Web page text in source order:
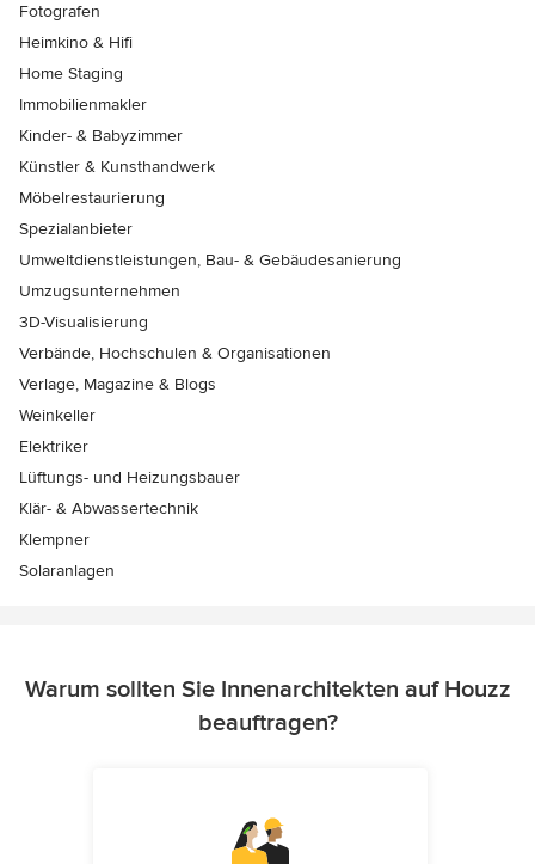
Fotografen
Heimkino & Hifi
Home Staging
Immobilienmakler
Kinder- & Babyzimmer
Künstler & Kunsthandwerk
Möbelrestaurierung
Spezialanbieter
Umweltdienstleistungen, Bau- & Gebäudesanierung
Umzugsunternehmen
3D-Visualisierung
Verbände, Hochschulen & Organisationen
Verlage, Magazine & Blogs
Weinkeller
Elektriker
Lüftungs- und Heizungsbauer
Klär- & Abwassertechnik
Klempner
Solaranlagen
Warum sollten Sie Innenarchitekten auf Houzz
beauftragen?